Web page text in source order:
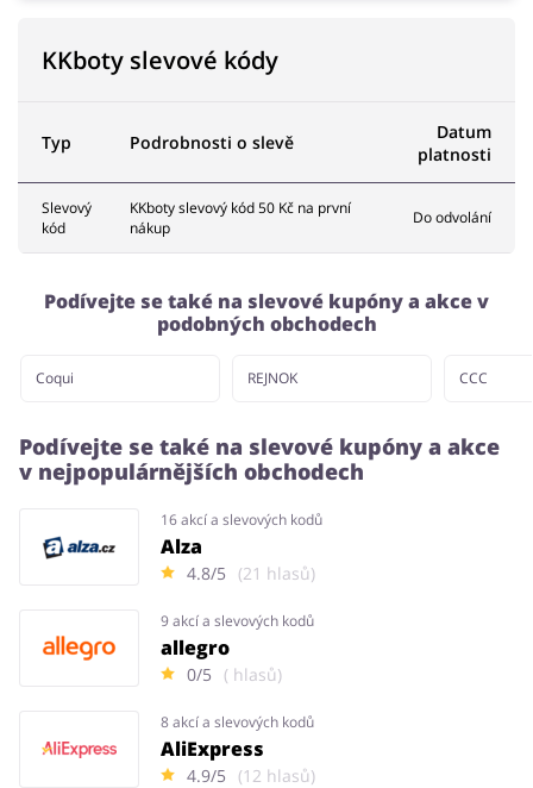
KKboty slevové kódy
Typ Podrobnosti o slevě
Datum
platnosti
Slevový
kód
KKboty slevový kód 50 Kč na první
nákup
Do odvolání
Podívejte se také na slevové kupóny a akce v
podobných obchodech
Coqui REJNOK CCC
Podívejte se také na slevové kupóny a akce
v nejpopulárnějších obchodech
16 akcí a slevových kodů
Alza
4.8/5 (21 hlasů)
9 akcí a slevových kodů
allegro
0/5 ( hlasů)
8 akcí a slevových kodů
AliExpress
4.9/5 (12 hlasů)